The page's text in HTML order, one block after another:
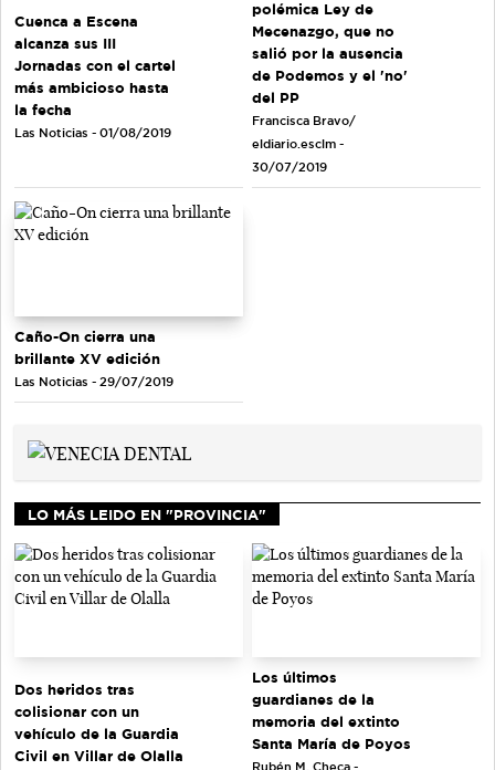
Cuenca a Escena
alcanza sus III
Jornadas con el cartel
más ambicioso hasta
la fecha
Las Noticias - 01/08/2019
polémica Ley de
Mecenazgo, que no
salió por la ausencia
de Podemos y el 'no'
del PP
Francisca Bravo/
eldiario.esclm -
30/07/2019
Caño-On cierra una
brillante XV edición
Las Noticias - 29/07/2019
LO MÁS LEIDO EN "PROVINCIA"
Dos heridos tras
colisionar con un
vehículo de la Guardia
Civil en Villar de Olalla
Los últimos
guardianes de la
memoria del extinto
Santa María de Poyos
Rubén M. Checa -